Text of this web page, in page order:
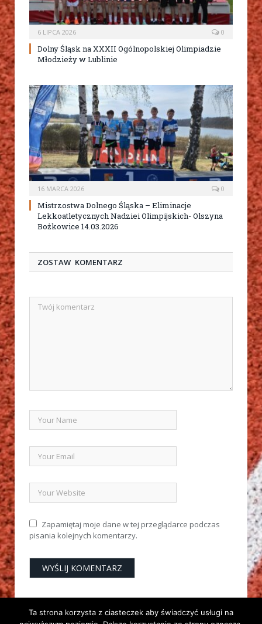
6 LIPCA 2026 0
Dolny Śląsk na XXXII Ogólnopolskiej Olimpiadzie
Młodzieży w Lublinie
16 MARCA 2026 0
Mistrzostwa Dolnego Śląska – Eliminacje
Lekkoatletycznych Nadziei Olimpijskich- Olszyna
Bożkowice 14.03.2026
ZOSTAW KOMENTARZ
Zapamiętaj moje dane w tej przeglądarce podczas
pisania kolejnych komentarzy.
Ta strona korzysta z ciasteczek aby świadczyć usługi na